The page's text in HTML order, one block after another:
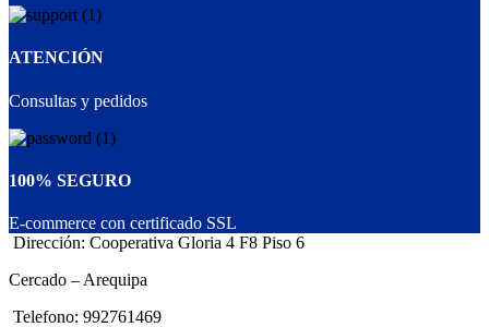
ATENCIÓN
Consultas y pedidos
100% SEGURO
E-commerce con certificado SSL
Dirección: Cooperativa Gloria 4 F8 Piso 6
Cercado – Arequipa
Telefono: 992761469